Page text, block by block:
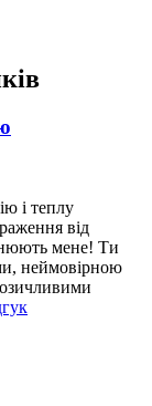
і теплу
від
мене! Ти
неймовірною
“Ти